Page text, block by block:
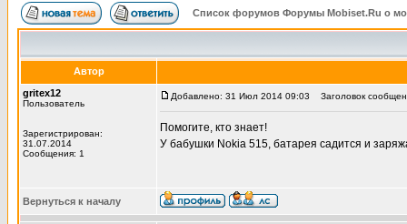
Список форумов Форумы Mobiset.Ru о
Автор
gritex12
Пользователь
Зарегистрирован:
31.07.2014
Сообщения: 1
Добавлено: 31 Июл 2014 09:03 Заголовок
Помогите, кто знает!
У бабушки Nokia 515, батарея садится и
Вернуться к началу